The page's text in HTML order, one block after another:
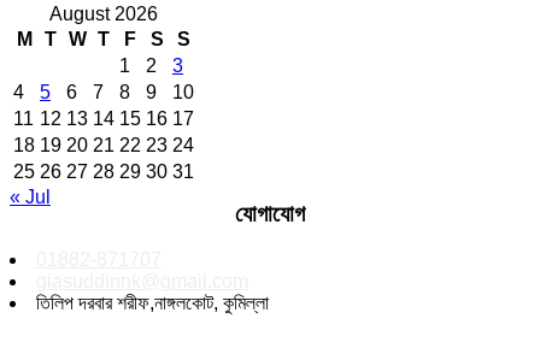
August 2026
M
T W T F S
S
1
2
3
4
5 6 7 8 9
10
11 12 13 14 15 16 17
18 19 20 21 22 23 24
25 26 27 28 29 30 31
« Jul
যোগাযোগ
তিলিপ দরবার শরীফ,নাঙ্গলকোট, কুমিল্লা